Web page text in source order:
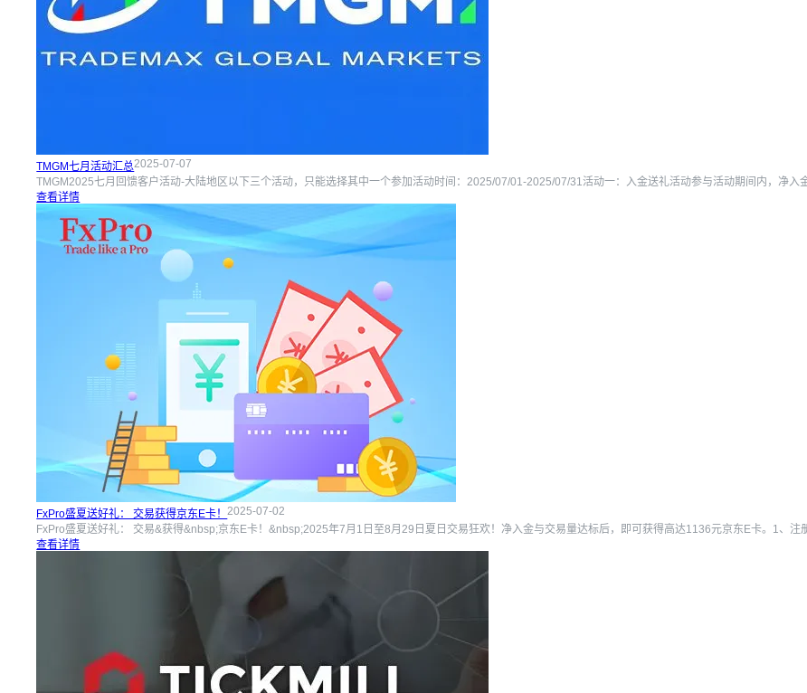
TMGM七月活动汇总2025-07-07
TMGM2025七月回馈客户活动-大陆地区以下三个活动，只能选择其中一个参加活动时间：2025/07/01-2025/07/31活动一：入金送礼活动参与活动期间内，净入
查看详情
FxPro盛夏送好礼： 交易获得京东E卡！2025-07-02
FxPro盛夏送好礼： 交易&获得&nbsp;京东E卡！&nbsp;2025年7月1日至8月29日夏日交易狂欢！净入金与交易量达标后，即可获得高达1136元京东E卡。1、
查看详情